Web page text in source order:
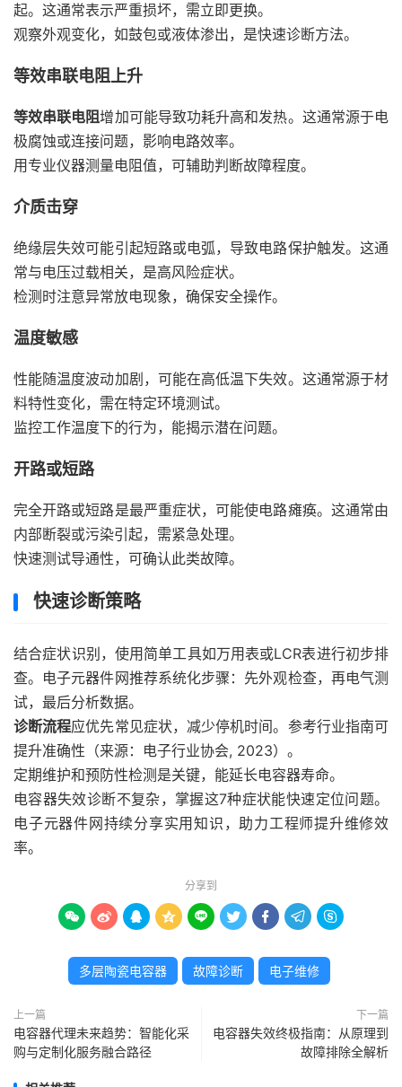
起。这通常表示严重损坏，需立即更换。
观察外观变化，如鼓包或液体渗出，是快速诊断方法。
等效串联电阻上升
等效串联电阻增加可能导致功耗升高和发热。这通常源于电
极腐蚀或连接问题，影响电路效率。
用专业仪器测量电阻值，可辅助判断故障程度。
介质击穿
绝缘层失效可能引起短路或电弧，导致电路保护触发。这通
常与电压过载相关，是高风险症状。
检测时注意异常放电现象，确保安全操作。
温度敏感
性能随温度波动加剧，可能在高低温下失效。这通常源于材
料特性变化，需在特定环境测试。
监控工作温度下的行为，能揭示潜在问题。
开路或短路
完全开路或短路是最严重症状，可能使电路瘫痪。这通常由
内部断裂或污染引起，需紧急处理。
快速测试导通性，可确认此类故障。
快速诊断策略
结合症状识别，使用简单工具如万用表或LCR表进行初步排
查。电子元器件网推荐系统化步骤：先外观检查，再电气测
试，最后分析数据。
诊断流程应优先常见症状，减少停机时间。参考行业指南可
提升准确性（来源：电子行业协会, 2023）。
定期维护和预防性检测是关键，能延长电容器寿命。
电容器失效诊断不复杂，掌握这7种症状能快速定位问题。
电子元器件网持续分享实用知识，助力工程师提升维修效
率。
分享到
        
多层陶瓷电容器 故障诊断 电子维修
上一篇
电容器代理未来趋势：智能化采
购与定制化服务融合路径
下一篇
电容器失效终极指南：从原理到
故障排除全解析